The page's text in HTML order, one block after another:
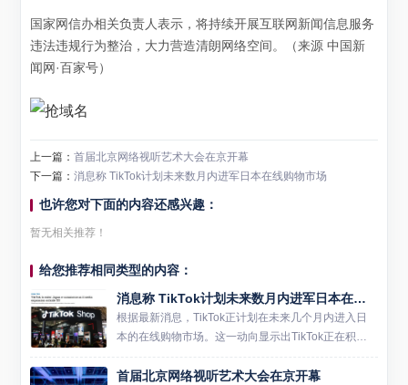
国家网信办相关负责人表示，将持续开展互联网新闻信息服务
违法违规行为整治，大力营造清朗网络空间。（来源 中国新
闻网·百家号）
上一篇：首届北京网络视听艺术大会在京开幕
下一篇：消息称 TikTok计划未来数月内进军日本在线购物市场
也许您对下面的内容还感兴趣：
暂无相关推荐！
给您推荐相同类型的内容：
消息称 TikTok计划未来数月内进军日本在线购物市场
根据最新消息，TikTok正计划在未来几个月内进入日
本的在线购物市场。这一动向显示出TikTok正在积极
扩展其全球业务版图，特别是在电商领域。据知情人
士透露，该公司已经开始准备在日本为TikTok Sho...
首届北京网络视听艺术大会在京开幕